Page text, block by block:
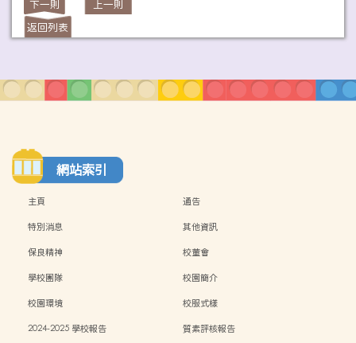
下一則
上一則
返回列表
網站索引
主頁
通告
特別消息
其他資訊
保良精神
校董會
學校團隊
校園簡介
校園環境
校服式樣
2024-2025 學校報告
質素評核報告